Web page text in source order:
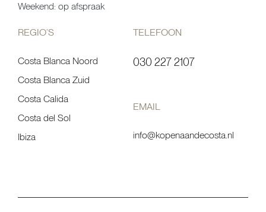
Weekend: op afspraak
REGIO’S
Costa Blanca Noord
Costa Blanca Zuid
Costa Calida
Costa del Sol
Ibiza
TELEFOON
030 227 2107
EMAIL
info@kopenaandecosta.nl